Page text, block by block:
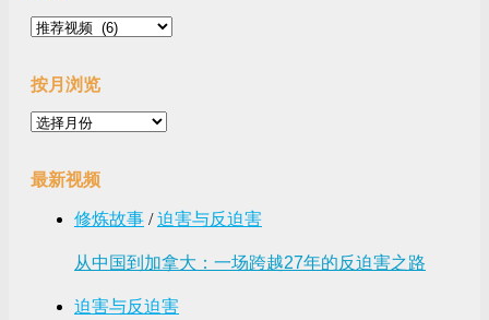
视
按月浏览
按
浏
览
最新视频
修炼故事 /迫害与反迫害
从中国到加拿大：一场跨越27年的反迫害之路
迫害与反迫害